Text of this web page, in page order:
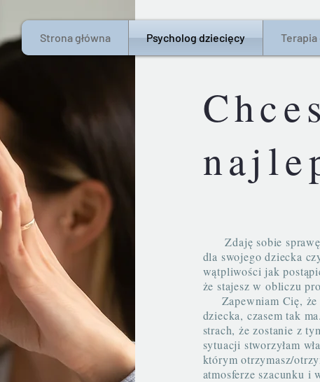
Strona główna Psycholog dziecięcy Terapia
Zdaję sobie
dla swojego dziecka
wątpliwości jak
że stajesz w obliczu
Zapewniam Cię, że
dziecka, czasem tak
strach, że zostanie z
sytuacji stworzyłam
którym otrzymasz/
atmosferze szacunku i